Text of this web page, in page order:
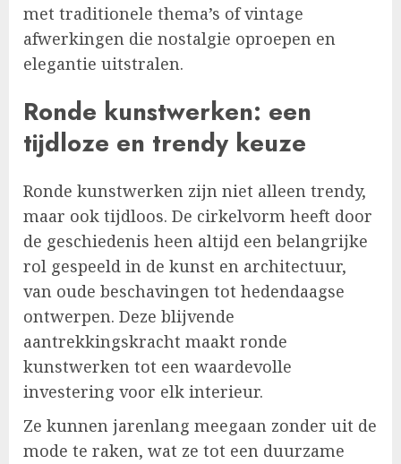
met traditionele thema’s of vintage
afwerkingen die nostalgie oproepen en
elegantie uitstralen.
Ronde kunstwerken: een
tijdloze en trendy keuze
Ronde kunstwerken zijn niet alleen trendy,
maar ook tijdloos. De cirkelvorm heeft door
de geschiedenis heen altijd een belangrijke
rol gespeeld in de kunst en architectuur,
van oude beschavingen tot hedendaagse
ontwerpen. Deze blijvende
aantrekkingskracht maakt ronde
kunstwerken tot een waardevolle
investering voor elk interieur.
Ze kunnen jarenlang meegaan zonder uit de
mode te raken, wat ze tot een duurzame